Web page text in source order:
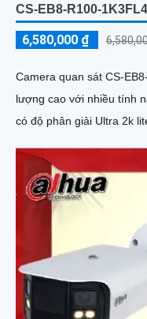
CS-EB8-R100-
6,580,000 ₫
Camera quan sát CS-
lượng cao với nhiều tính năng đáng
có độ phân giải Ultra 2k